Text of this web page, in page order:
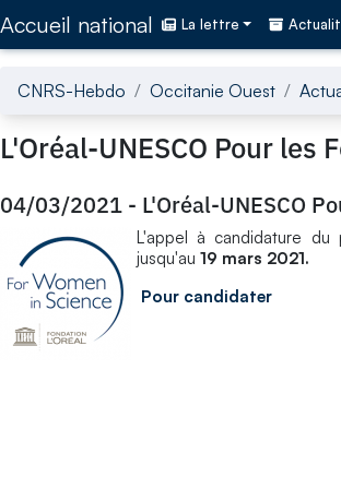
Accueil national La lettre
CNRS-Hebdo Occitanie Ouest
L'Oréal-UNESCO Pour les
04/03/2021 - L'Oréal-UNESCO
L'appel à candidature du
jusqu'au 19 mars 2021.
Pour candidater